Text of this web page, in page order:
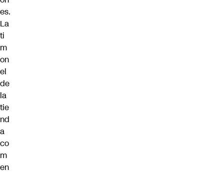
es.
La
ti
m
on
el
de
la
tie
nd
a
co
m
en